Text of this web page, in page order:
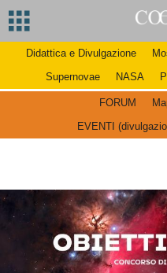
Didattica e Divulgazione
Supernovae
NASA
FORUM
EVENTI